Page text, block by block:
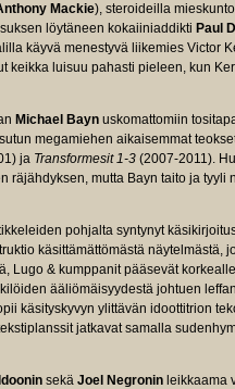
Mackie), steroideilla
löytäneen kokaiiniaddikti Paul
käyvä menestyvä liikemies Victor
keikka luisuu pahasti pieleen, kun
Michael Bayn uskomattomiin
megamiehen aikaisemmat
ja Transformesit 1-3 (2007-2011).
räjähdyksen, mutta Bayn taito ja tyyli
pohjalta syntynyt
käsittämättömästä näytelmästä,
Lugo & kumppanit pääsevät
ääliömäisyydestä johtuen
käsityskyvyn ylittävän idoottitrion
jatkavat samalla
sekä Joel Negronin leikkaama